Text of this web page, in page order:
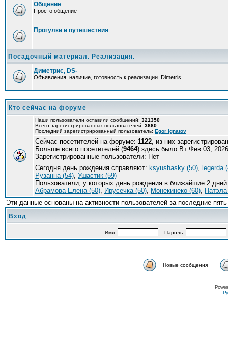
Общение
Просто общение
Прогулки и путешествия
Посадочный материал. Реализация.
Диметрис, DS-
Объявления, наличие, готовность к реализации. Dimetris.
Кто сейчас на форуме
Наши пользователи оставили сообщений: 321350
Всего зарегистрированных пользователей: 3660
Последний зарегистрированный пользователь: Egor Ignatov
Сейчас посетителей на форуме: 1122, из них
Больше всего посетителей (9464) здесь было Вт Фев 03,
Зарегистрированные пользователи: Нет
Сегодня день рождения справляют: ksyushasky (50), legerda
Рузанна (54), Ушастик (59)
Пользователи, у которых день рождения в ближайшие 2
Абрамова Елена (50), Ирусечка (50), Монекинеко (60),
Эти данные основаны на активности пользователей за последние
Вход
Имя: Пароль:
Новые сообщения